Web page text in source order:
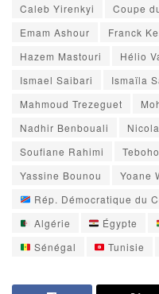
Caleb Yirenkyi
Coupe
Emam Ashour
Franck
Hazem Mastouri
Hélio
Ismael Saibari
Ismaïla
Mahmoud Trezeguet
Nadhir Benbouali
Soufiane Rahimi
Yassine Bounou
Yoane
Rép. Démocratique du
Algérie
Égypte
Sénégal
Tunisie